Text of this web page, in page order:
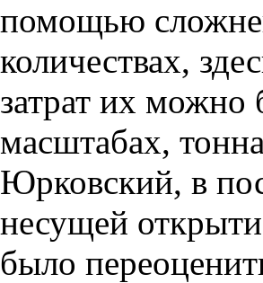
помощью
количествах,
затрат их
масштабах,
Юрковский, в
несущей
было